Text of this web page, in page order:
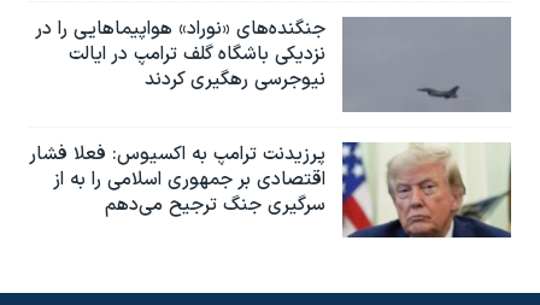
جنگنده‌های «نوراد» هواپیماهایی را در
نزدیکی باشگاه گلف ترامپ در ایالت
نیوجرسی رهگیری کردند
پرزیدنت ترامپ به اکسیوس: فعلا فشار
اقتصادی بر جمهوری اسلامی را به از
سرگیری جنگ ترجیح می‌دهم